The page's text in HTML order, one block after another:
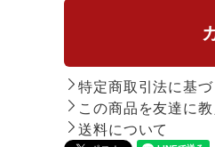
特定商取引法に基づ
この商品を友達に教
送料について